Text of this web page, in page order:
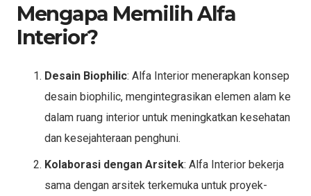
Mengapa Memilih Alfa
Interior?
Desain Biophilic: Alfa Interior menerapkan konsep
desain biophilic, mengintegrasikan elemen alam ke
dalam ruang interior untuk meningkatkan kesehatan
dan kesejahteraan penghuni.
Kolaborasi dengan Arsitek: Alfa Interior bekerja
sama dengan arsitek terkemuka untuk proyek-